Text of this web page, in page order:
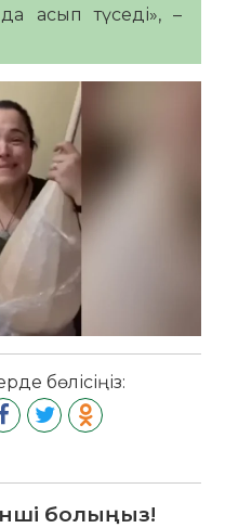
асып түседі», –
бөлісіңіз:
болыңыз!